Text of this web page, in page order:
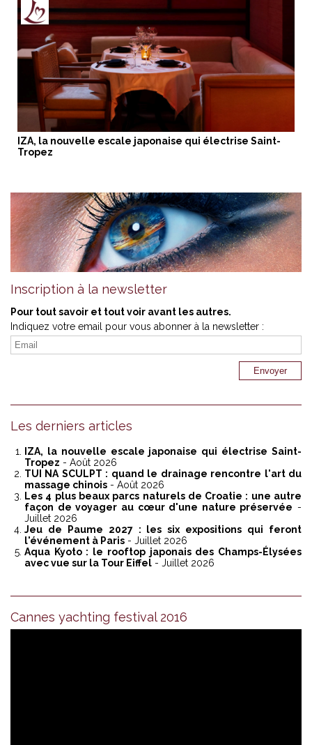
IZA, la nouvelle escale japonaise qui électrise Saint-
Tropez
Inscription à la newsletter
Pour tout savoir et tout voir avant les autres.
Indiquez votre email pour vous abonner à la newsletter :
Les derniers articles
IZA, la nouvelle escale japonaise qui électrise Saint-
Tropez - Août 2026
TUI NA SCULPT : quand le drainage rencontre l'art du
massage chinois - Août 2026
Les 4 plus beaux parcs naturels de Croatie : une autre
façon de voyager au cœur d'une nature préservée -
Juillet 2026
Jeu de Paume 2027 : les six expositions qui feront
l'événement à Paris - Juillet 2026
Aqua Kyoto : le rooftop japonais des Champs-Élysées
avec vue sur la Tour Eiffel - Juillet 2026
Cannes yachting festival 2016